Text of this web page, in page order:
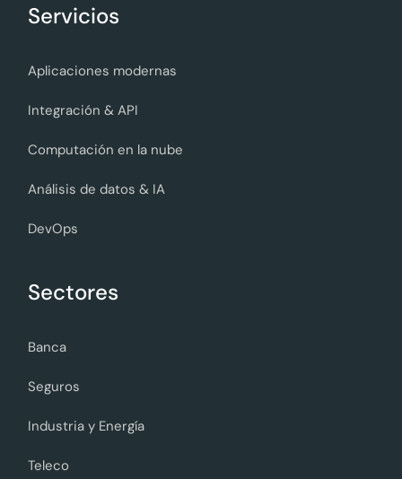
Servicios
Aplicaciones modernas
Integración & API
Computación en la nube
Análisis de datos & IA
DevOps
Sectores
Banca
Seguros
Industria y Energía
Teleco